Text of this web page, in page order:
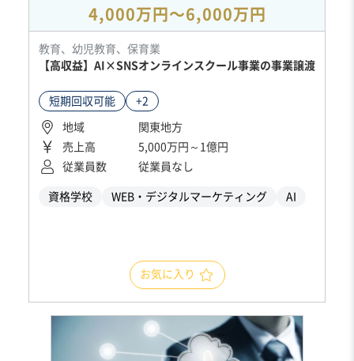
4,000万円〜6,000万円
教育、幼児教育、保育業
【高収益】AI×SNSオンラインスクール事業の事業譲渡
短期回収可能 +2
地域
関東地方
売上高
5,000万円～1億円
従業員数
従業員なし
資格学校 WEB・デジタルマーケティング AI
お気に入り